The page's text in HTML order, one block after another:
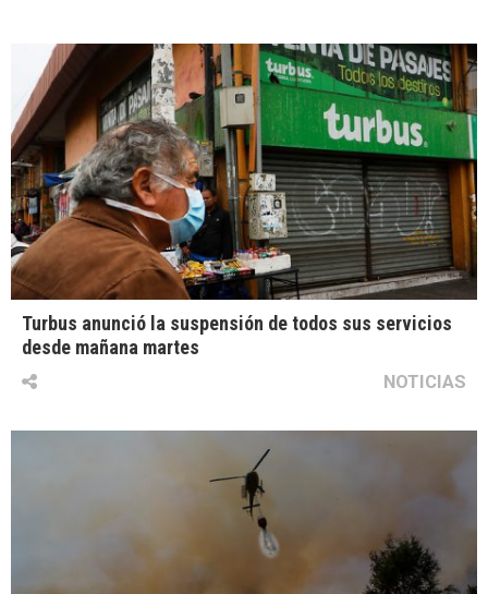
Turbus anunció la suspensión de todos sus servicios
desde mañana martes
NOTICIAS